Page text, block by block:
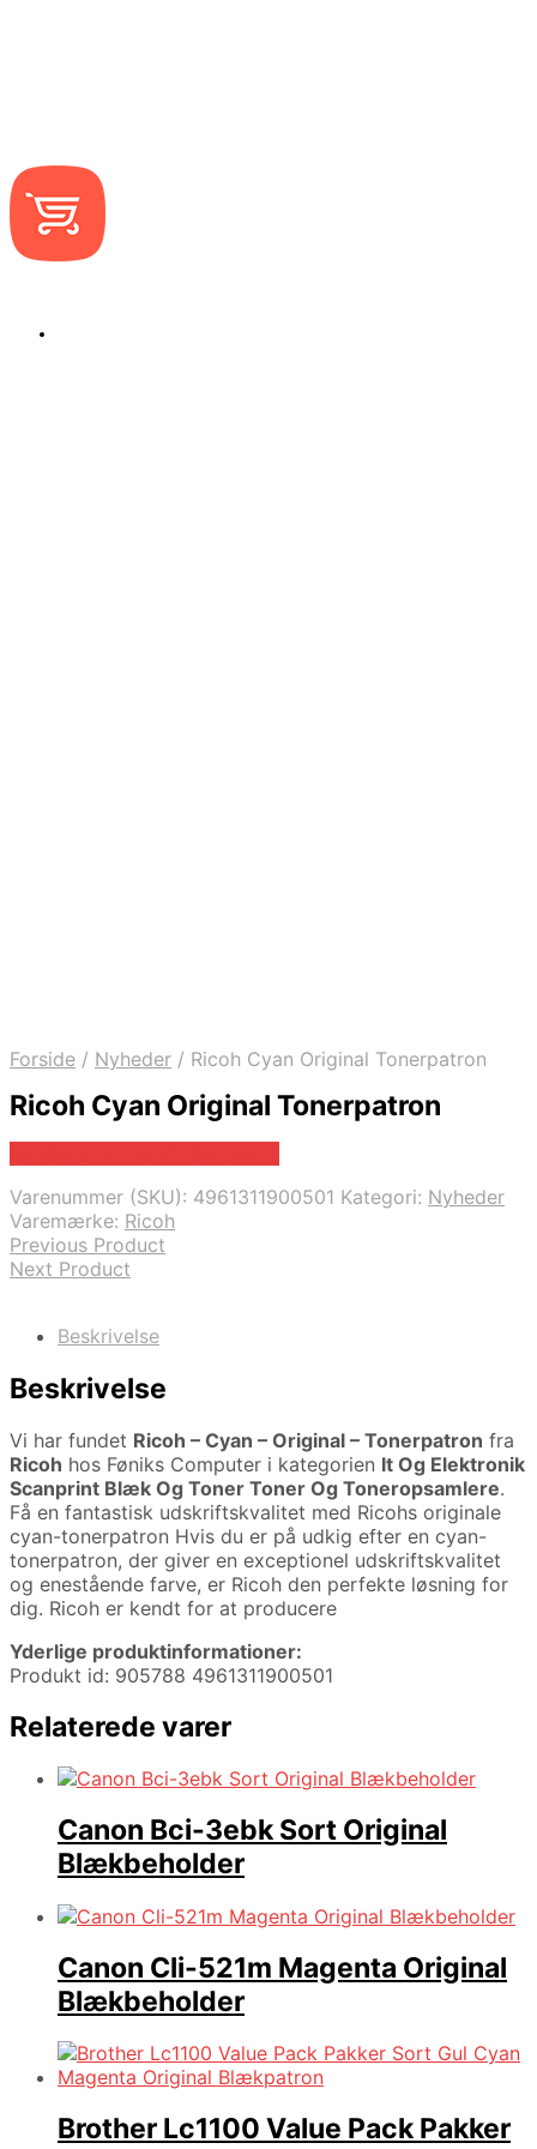
Forside / Nyheder / Ricoh Cyan Original Tonerpatron
Ricoh Cyan Original Tonerpatron
Varenummer (SKU): 4961311900501 Kategori: Nyheder
Varemærke: Ricoh
Previous Product
Next Product
Beskrivelse
Beskrivelse
Vi har fundet Ricoh – Cyan – Original – Tonerpatron fra
Ricoh hos Føniks Computer i kategorien It Og Elektronik
Scanprint Blæk Og Toner Toner Og Toneropsamlere.
Få en fantastisk udskriftskvalitet med Ricohs originale
cyan-tonerpatron Hvis du er på udkig efter en cyan-
tonerpatron, der giver en exceptionel udskriftskvalitet
og enestående farve, er Ricoh den perfekte løsning for
dig. Ricoh er kendt for at producere
Yderlige produktinformationer:
Produkt id: 905788 4961311900501
Relaterede varer
Canon Bci-3ebk Sort Original
Blækbeholder
Canon Cli-521m Magenta Original
Blækbeholder
Brother Lc1100 Value Pack Pakker